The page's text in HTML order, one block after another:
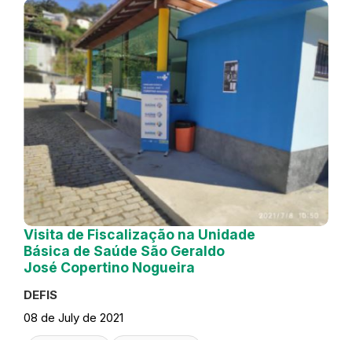
Visita de Fiscalização na Unidade
Básica de Saúde São Geraldo
José Copertino Nogueira
DEFIS
08 de July de 2021